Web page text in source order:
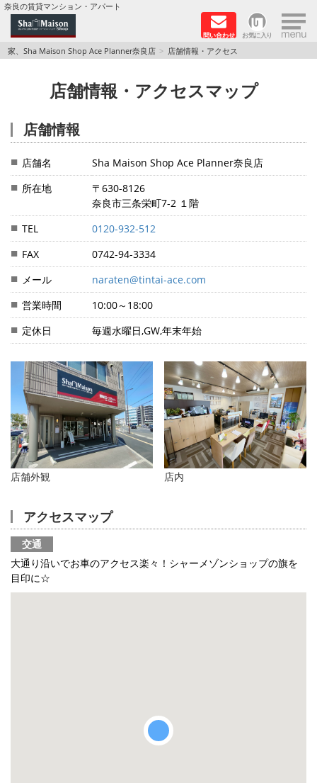
奈良の賃貸マンション・アパート
問い合わせ お気に入り ×
TOPページ
Foreigners welcome！
積水ハウス Sha Maison 特集 (奈良北部、木津川
市)
積水ハウス Sha Maison 特集 (奈良南部)
路線·駅から探す
地域から探す
地図から探す
AcePlanner公式ライン
SNS
スタッフ紹介
リフォーム のことなら！
住宅型有料老人 Ｆｌｅｕｒａｇｅ
店舗情報·アクセス
家、Sha Maison Shop Ace Planner奈良店 店舗情報・アクセス
店舗情報・アクセスマップ
店舗情報
店舗名
Sha Maison Shop Ace Planner奈良店
所在地
〒630-8126
奈良市三条栄町7-2 １階
TEL
0120-932-512
FAX
0742-94-3334
メール
naraten@tintai-ace.com
営業時間
10:00～18:00
定休日
毎週水曜日,GW,年末年始
店舗外観 店内
アクセスマップ
交通
大通り沿いでお車のアクセス楽々！シャーメゾンショップの旗を
目印に☆